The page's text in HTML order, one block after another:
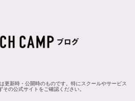
更新時・公開時のものです。特にスクールやサービス
その公式サイトをご確認ください。